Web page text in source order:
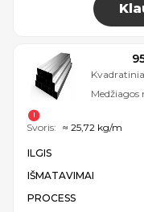
Medžiagos
ILGIS
IŠMATAVIMAI
PROCESS
Svoris: ≈ 25,72 kg/m